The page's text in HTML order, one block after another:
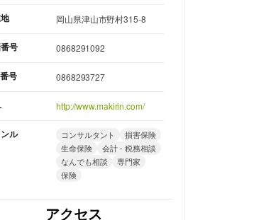
岡山県津山市野村315-8
号 0868291092
号 0868293727
http://www.makirin.com/
ル コンサルタント
損害保険
生命保険
会計・税務相談
なんでも相談
専門家
保険
アクセス